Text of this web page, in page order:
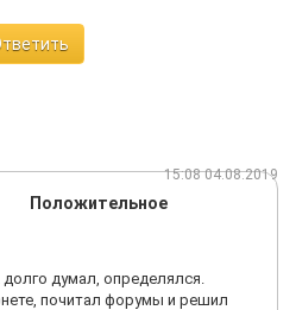
15:08 04.08.2019
Положительное
думал, определялся.
почитал форумы и решил